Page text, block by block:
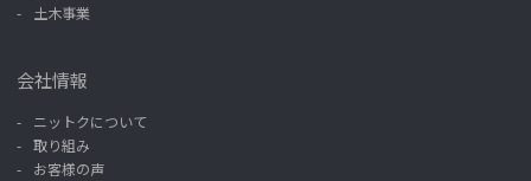
土木事業
会社情報
ニットクについて
取り組み
お客様の声